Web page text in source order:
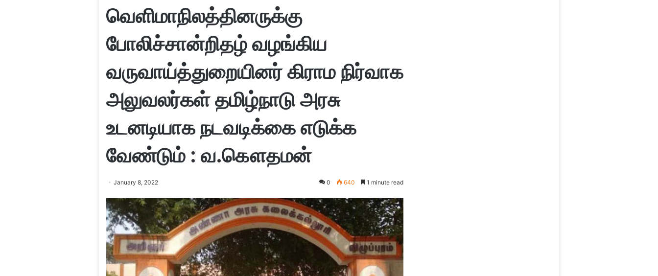
வெளிமாநிலத்தினருக்கு
போலிச்சான்றிதழ் வழங்கிய
வருவாய்த்துறையினர் கிராம நிர்வாக
அலுவலர்கள் தமிழ்நாடு அரசு
உடனடியாக நடவடிக்கை எடுக்க
வேண்டும் : வ.கௌதமன்
January 8, 2022 0 640 1 minute read